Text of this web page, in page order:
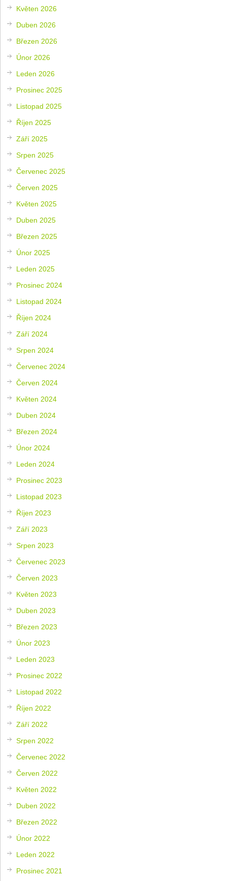
Květen 2026
Duben 2026
Březen 2026
Únor 2026
Leden 2026
Prosinec 2025
Listopad 2025
Říjen 2025
Září 2025
Srpen 2025
Červenec 2025
Červen 2025
Květen 2025
Duben 2025
Březen 2025
Únor 2025
Leden 2025
Prosinec 2024
Listopad 2024
Říjen 2024
Září 2024
Srpen 2024
Červenec 2024
Červen 2024
Květen 2024
Duben 2024
Březen 2024
Únor 2024
Leden 2024
Prosinec 2023
Listopad 2023
Říjen 2023
Září 2023
Srpen 2023
Červenec 2023
Červen 2023
Květen 2023
Duben 2023
Březen 2023
Únor 2023
Leden 2023
Prosinec 2022
Listopad 2022
Říjen 2022
Září 2022
Srpen 2022
Červenec 2022
Červen 2022
Květen 2022
Duben 2022
Březen 2022
Únor 2022
Leden 2022
Prosinec 2021